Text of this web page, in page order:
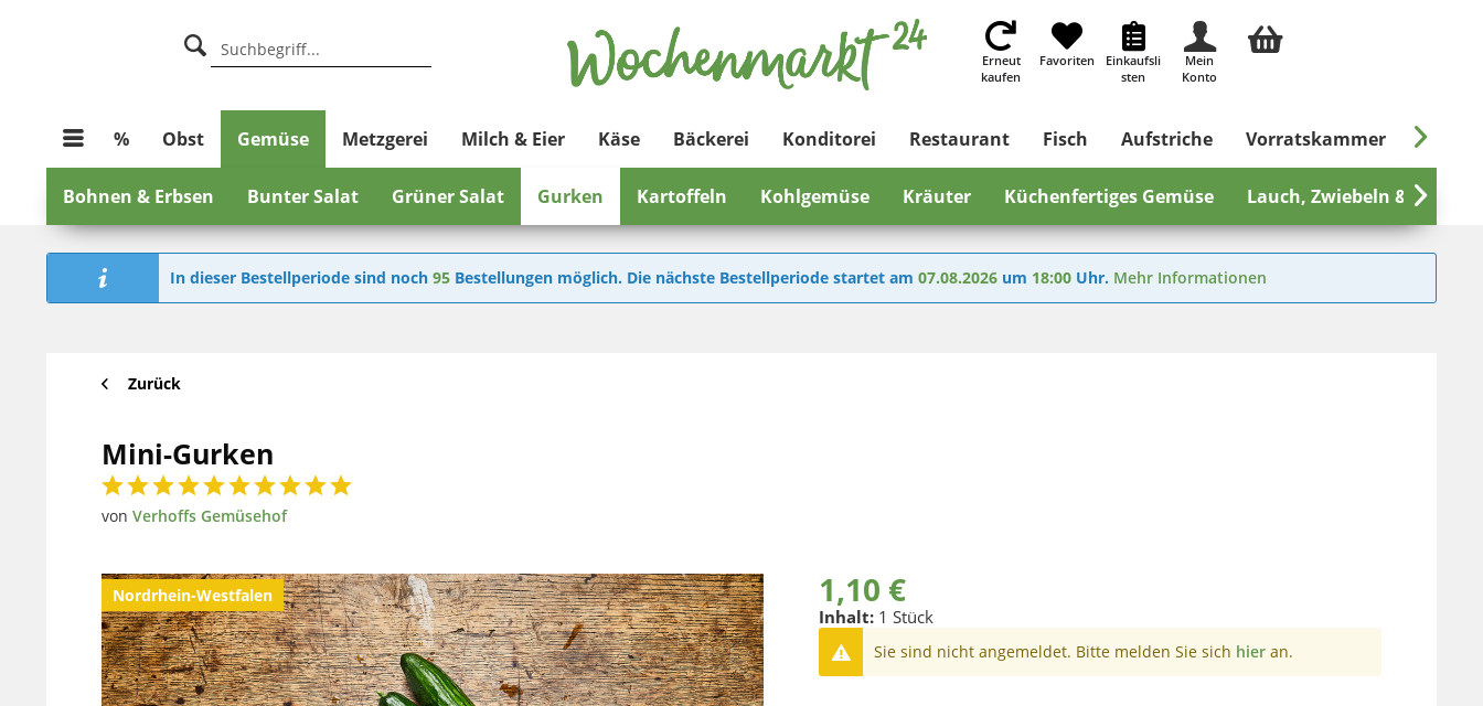
Erneut
kaufen
Favoriten
Einkaufsli
sten
Mein
Konto
% Obst Gemüse Metzgerei Milch & Eier Käse Bäckerei Konditorei Restaurant Fisch Aufstriche Vorratskammer Süßes
Bohnen & Erbsen Bunter Salat Grüner Salat Gurken Kartoffeln Kohlgemüse Kräuter Küchenfertiges Gemüse Lauch, Zwiebeln & mehr


In dieser Bestellperiode sind noch 95 Bestellungen möglich. Die nächste Bestellperiode startet am 07.08.2026 um 18:00 Uhr. Mehr Informationen
Zurück
Mini-Gurken
von Verhoffs Gemüsehof
Nordrhein-Westfalen 1,10 €
Inhalt: 1 Stück
Sie sind nicht angemeldet. Bitte melden Sie sich hier an.